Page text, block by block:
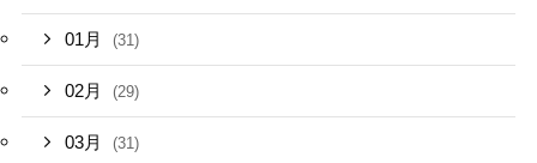
01月 (31)
02月 (29)
03月 (31)